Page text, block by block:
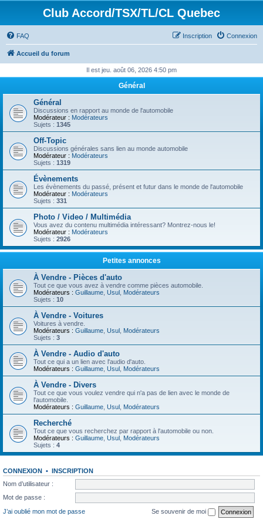
Club Accord/TSX/TL/CL Quebec
FAQ Connexion
Inscription
Accueil du forum
Il est jeu. août 06, 2026 4:50 pm
Général
Général
Discussions en rapport au monde de l'automobile
Modérateur : Modérateurs
Sujets : 1345
Off-Topic
Discussions générales sans lien au monde automobile
Modérateur : Modérateurs
Sujets : 1319
Évènements
Les évènements du passé, présent et futur dans le monde de l'automobile
Modérateur : Modérateurs
Sujets : 331
Photo / Video / Multimédia
Vous avez du contenu multimédia intéressant? Montrez-nous le!
Modérateur : Modérateurs
Sujets : 2926
Petites annonces
À Vendre - Pièces d'auto
Tout ce que vous avez à vendre comme pièces automobile.
Modérateurs : Guillaume Usul Modérateurs
Sujets : 10
À Vendre - Voitures
Voitures à vendre.
Modérateurs : Guillaume Usul Modérateurs
Sujets : 3
À Vendre - Audio d'auto
Tout ce qui a un lien avec l'audio d'auto.
Modérateurs : Guillaume Usul Modérateurs
À Vendre - Divers
Tout ce que vous voulez vendre qui n'a pas de lien avec le monde de
l'automobile.
Modérateurs : Guillaume Usul Modérateurs
Recherché
Tout ce que vous recherchez par rapport à l'automobile ou non.
Modérateurs : Guillaume Usul Modérateurs
Sujets : 4
CONNEXION • INSCRIPTION
Nom d’utilisateur :
Mot de passe :
J’ai oublié mon mot de passe
Se souvenir de moi